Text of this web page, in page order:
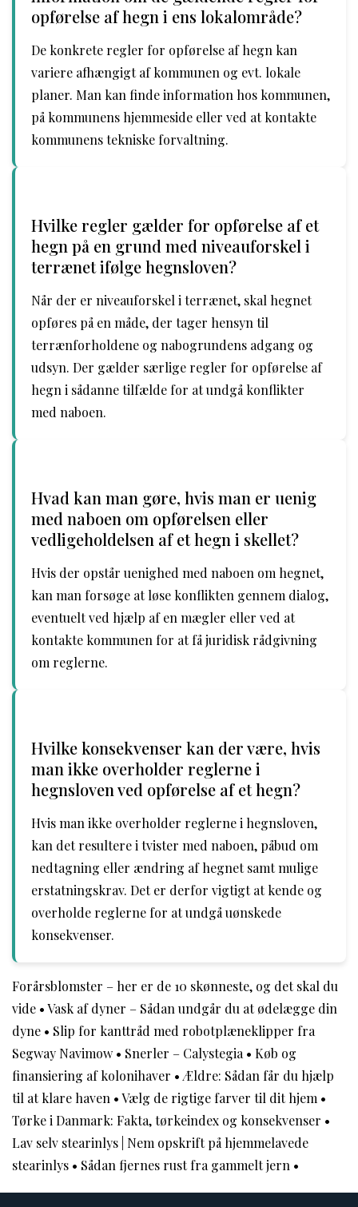
opførelse af hegn i ens lokalområde?
De konkrete regler for opførelse af hegn kan
variere afhængigt af kommunen og evt. lokale
planer. Man kan finde information hos kommunen,
på kommunens hjemmeside eller ved at kontakte
kommunens tekniske forvaltning.
Hvilke regler gælder for opførelse af et
hegn på en grund med niveauforskel i
terrænet ifølge hegnsloven?
Når der er niveauforskel i terrænet, skal hegnet
opføres på en måde, der tager hensyn til
terrænforholdene og nabogrundens adgang og
udsyn. Der gælder særlige regler for opførelse af
hegn i sådanne tilfælde for at undgå konflikter
med naboen.
Hvad kan man gøre, hvis man er uenig
med naboen om opførelsen eller
vedligeholdelsen af et hegn i skellet?
Hvis der opstår uenighed med naboen om hegnet,
kan man forsøge at løse konflikten gennem dialog,
eventuelt ved hjælp af en mægler eller ved at
kontakte kommunen for at få juridisk rådgivning
om reglerne.
Hvilke konsekvenser kan der være, hvis
man ikke overholder reglerne i
hegnsloven ved opførelse af et hegn?
Hvis man ikke overholder reglerne i hegnsloven,
kan det resultere i tvister med naboen, påbud om
nedtagning eller ændring af hegnet samt mulige
erstatningskrav. Det er derfor vigtigt at kende og
overholde reglerne for at undgå uønskede
konsekvenser.
Forårsblomster – her er de 10 skønneste, og det skal du
vide •Vask af dyner – Sådan undgår du at ødelægge din
dyne • Slip for kanttråd med robotplæneklipper fra
Segway Navimow • Snerler – Calystegia • Køb og
finansiering af kolonihaver • Ældre: Sådan får du hjælp
til at klare haven •Vælg de rigtige farver til dit hjem •
Tørke i Danmark: Fakta, tørkeindex og konsekvenser •
Lav selv stearinlys | Nem opskrift på hjemmelavede
stearinlys • Sådan fjernes rust fra gammelt jern •